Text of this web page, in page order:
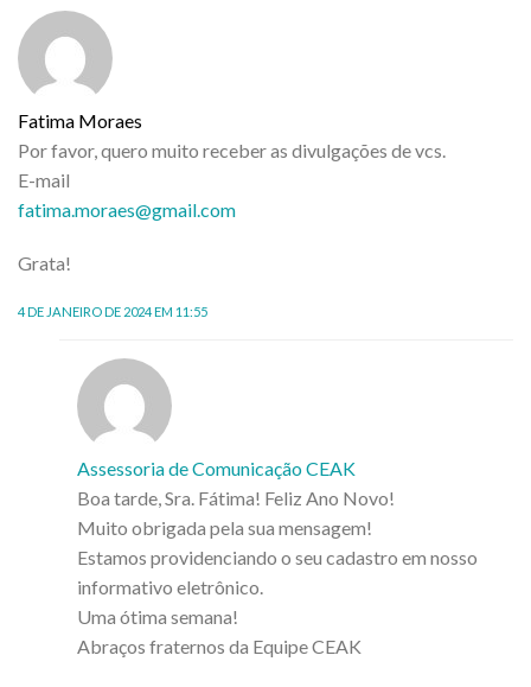
Fatima Moraes
Por favor, quero muito receber as divulgações de vcs.
E-mail
fatima.moraes@gmail.com
Grata!
4 DE JANEIRO DE 2024 EM 11:55
Assessoria de Comunicação CEAK
Boa tarde, Sra. Fátima! Feliz Ano Novo!
Muito obrigada pela sua mensagem!
Estamos providenciando o seu cadastro em nosso
informativo eletrônico.
Uma ótima semana!
Abraços fraternos da Equipe CEAK